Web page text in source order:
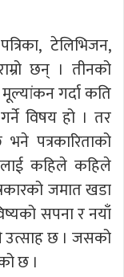
टेलिभिजन,
छन् । तीनको
गर्दा कति
विषय हो । तर
पत्रकारिताको
कहिले कहिले
जमात खडा
सपना र नयाँ
उत्साह छ । जसको
छ ।